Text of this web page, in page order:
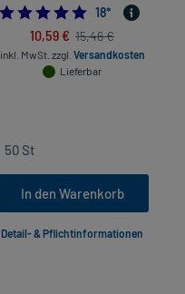
18*
10,59 € 15,46 €
inkl. MwSt. zzgl. Versandkosten
Lieferbar
In den Warenkorb
Detail- & Pflichtinformationen